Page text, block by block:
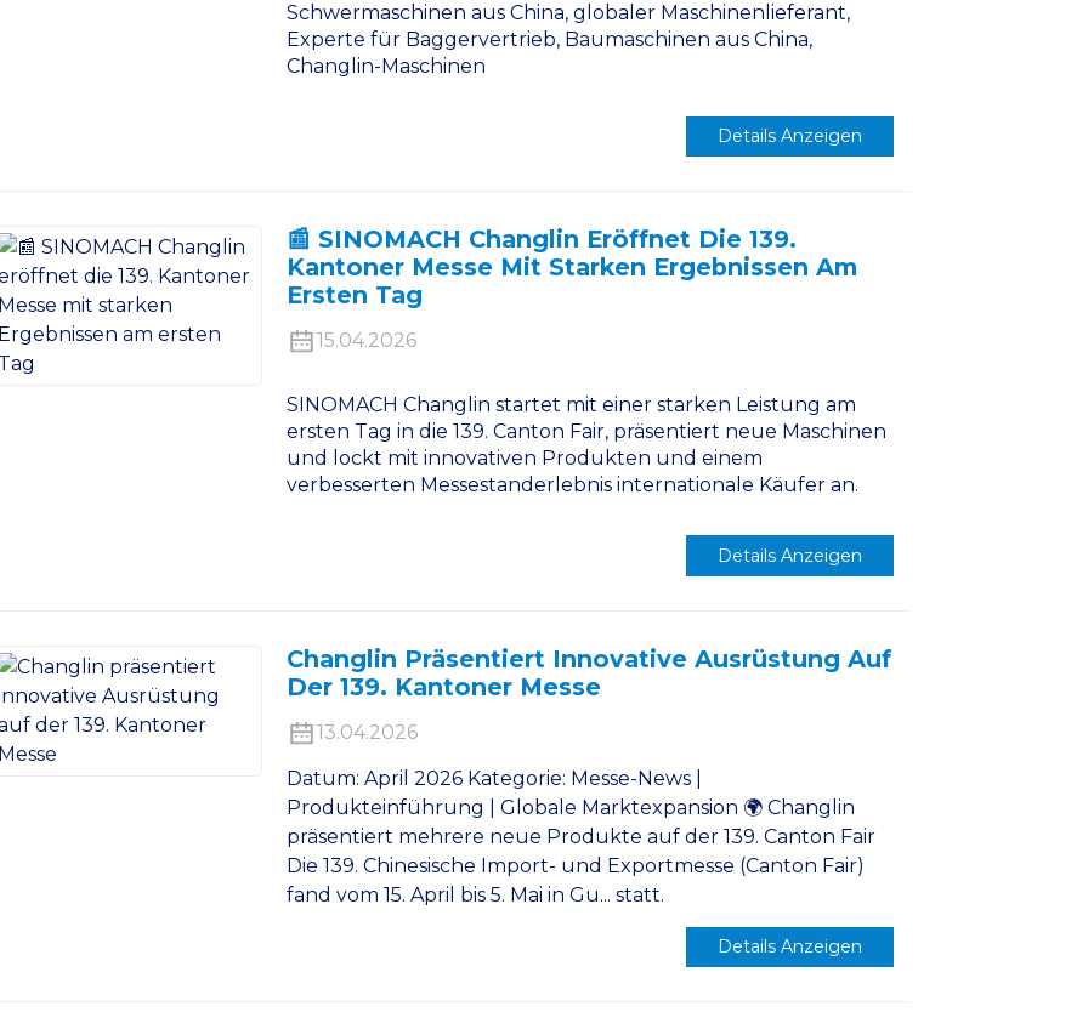
Schwermaschinen aus China, globaler Maschinenlieferant,
Experte für Baggervertrieb, Baumaschinen aus China,
Changlin-Maschinen
Details Anzeigen
📰 SINOMACH Changlin Eröffnet Die 139.
Kantoner Messe Mit Starken Ergebnissen Am
Ersten Tag
15.04.2026
SINOMACH Changlin startet mit einer starken Leistung am
ersten Tag in die 139. Canton Fair, präsentiert neue Maschinen
und lockt mit innovativen Produkten und einem
verbesserten Messestanderlebnis internationale Käufer an.
Details Anzeigen
Changlin Präsentiert Innovative Ausrüstung Auf
Der 139. Kantoner Messe
13.04.2026
Datum: April 2026 Kategorie: Messe-News |
Produkteinführung | Globale Marktexpansion 🌍 Changlin
präsentiert mehrere neue Produkte auf der 139. Canton Fair
Die 139. Chinesische Import- und Exportmesse (Canton Fair)
fand vom 15. April bis 5. Mai in Gu... statt.
Details Anzeigen